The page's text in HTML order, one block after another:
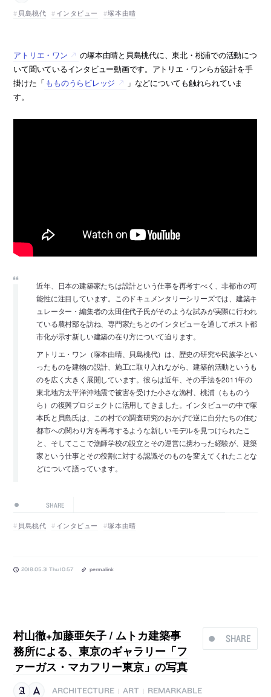
貝島桃代
インタビュー 塚本由晴
アトリエ・ワン
の塚本由晴と貝島桃代に、東北・桃浦での活動につ
いて聞いているインタビュー動画です。アトリエ・ワンらが設計を手
掛けた「 もものうらビレッジ
」などについても触れられていま
す。
近年、日本の建築家たちは設計という仕事を再考すべく、非都市の可
能性に注目しています。このドキュメンタリーシリーズでは、建築キ
ュレーター・編集者の太田佳代子氏がそのような試みが実際に行われ
ている農村部を訪ね、専門家たちとのインタビューを通してポスト都
市化が示す新しい建築の在り方について迫ります。
アトリエ・ワン（塚本由晴、貝島桃代）は、歴史の研究や民族学とい
ったものを建物の設計、施工に取り入れながら、建築的活動というも
のを広く大きく展開しています。彼らは近年、その手法を2011年の
東北地方太平洋沖地震で被害を受けた小さな漁村、桃浦（もものう
ら）の復興プロジェクトに活用してきました。インタビューの中で塚
本氏と貝島氏は、この村での調査研究のおかげで逆に自分たちの住む
都市への関わり方を再考するような新しいモデルを見つけられたこ
と、そしてここで漁師学校の設立とその運営に携わった経験が、建築
家という仕事とその役割に対する認識そのものを変えてくれたことな
どについて語っています。
SHARE
貝島桃代 インタビュー 塚本由晴
2018.05.31 Thu 10:57 permalink
SHARE
村山徹+加藤亜矢子 / ムトカ建築事
務所による、東京のギャラリー「フ
ァーガス・マカフリー東京」の写真
ARCHITECTURE ART
REMARKABLE